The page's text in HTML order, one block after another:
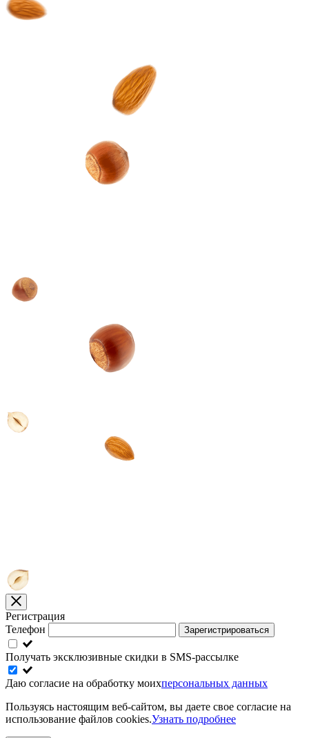
Регистрация
Телефон
Зарегистрироваться
Получать эксклюзивные скидки в SMS-рассылке
Даю согласие на обработку моихперсональных данных
Пользуясь настоящим веб-сайтом, вы даете свое согласие на
использование файлов cookies.Узнать подробнее